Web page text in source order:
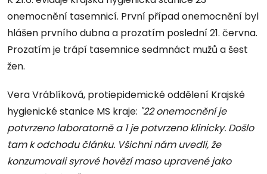
onemocnění tasemnicí. První případ onemocnění byl
hlášen prvního dubna a prozatím poslední 21. června.
Prozatím je trápí tasemnice sedmnáct mužů a šest
žen.
Vera Vráblíková, protiepidemické oddělení Krajské
hygienické stanice MS kraje: "22 onemocnění je
potvrzeno laboratorně a 1 je potvrzeno klinicky. Došlo
tam k odchodu článku. Všichni nám uvedli, že
konzumovali syrové hovězí maso upravené jako